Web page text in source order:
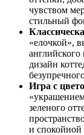
чувством
стильный
«елочкой»,
дизайн
Игра с
зеленого
и спокойной